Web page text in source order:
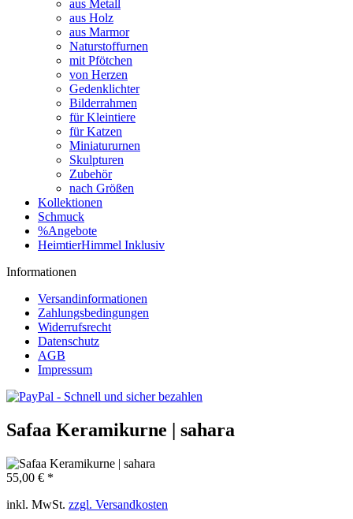
aus Metall
aus Holz
aus Marmor
Naturstoffurnen
mit Pfötchen
von Herzen
Gedenklichter
Bilderrahmen
für Kleintiere
für Katzen
Miniatururnen
Skulpturen
Zubehör
nach Größen
Kollektionen
Schmuck
%Angebote
HeimtierHimmel Inklusiv
Informationen
Versandinformationen
Zahlungsbedingungen
Widerrufsrecht
Datenschutz
AGB
Impressum
Safaa Keramikurne | sahara
55,00 € *
inkl. MwSt. zzgl. Versandkosten